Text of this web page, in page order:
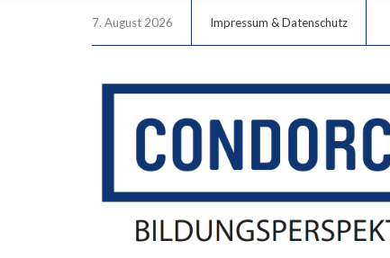
7. August 2026 Impressum & Datenschutz